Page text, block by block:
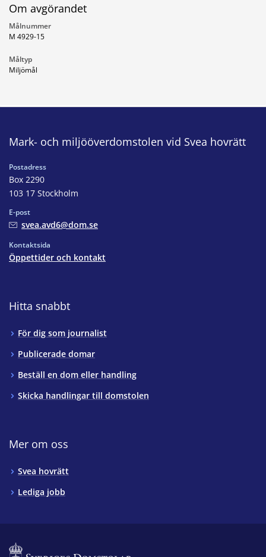
Om avgörandet
Målnummer
M 4929-15
Måltyp
Miljömål
Mark- och miljööverdomstolen vid Svea hovrätt
Postadress
Box 2290
103 17 Stockholm
E-post
svea.avd6@dom.se
Kontaktsida
Öppettider och kontakt
Hitta snabbt
För dig som journalist
Publicerade domar
Beställ en dom eller handling
Skicka handlingar till domstolen
Mer om oss
Svea hovrätt
Lediga jobb